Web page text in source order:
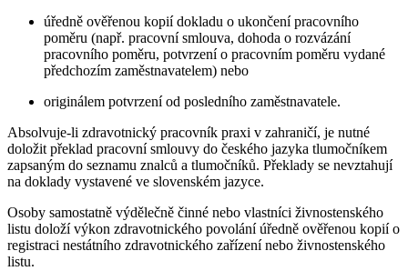
úředně ověřenou kopií dokladu o ukončení pracovního
poměru (např. pracovní smlouva, dohoda o rozvázání
pracovního poměru, potvrzení o pracovním poměru vydané
předchozím zaměstnavatelem) nebo
originálem potvrzení od posledního zaměstnavatele.
Absolvuje-li zdravotnický pracovník praxi v zahraničí, je nutné
doložit překlad pracovní smlouvy do českého jazyka tlumočníkem
zapsaným do seznamu znalců a tlumočníků. Překlady se nevztahují
na doklady vystavené ve slovenském jazyce.
Osoby samostatně výdělečně činné nebo vlastníci živnostenského
listu doloží výkon zdravotnického povolání úředně ověřenou kopií o
registraci nestátního zdravotnického zařízení nebo živnostenského
listu.